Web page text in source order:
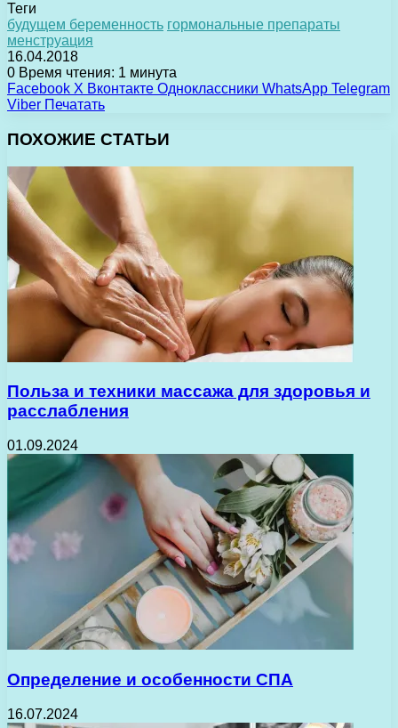
Теги
будущем беременность гормональные препараты
менструация
16.04.2018
0 Время чтения: 1 минута
Facebook X Вконтакте Одноклассники WhatsApp Telegram
Viber Печатать
ПОХОЖИЕ СТАТЬИ
Польза и техники массажа для здоровья и
расслабления
01.09.2024
Определение и особенности СПА
16.07.2024